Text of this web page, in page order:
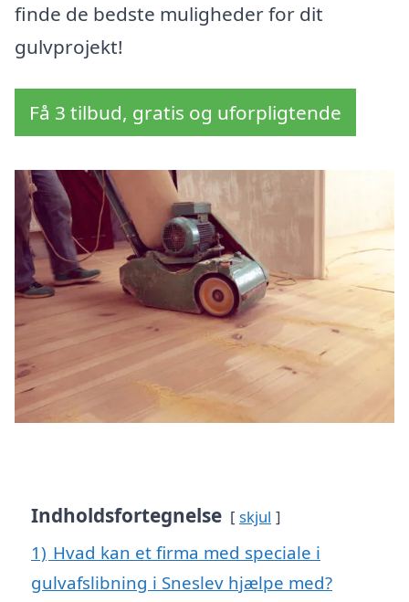
finde de bedste muligheder for dit
gulvprojekt!
Få 3 tilbud, gratis og uforpligtende
Indholdsfortegnelse skjul
1) Hvad kan et firma med speciale i
gulvafslibning i Sneslev hjælpe med?